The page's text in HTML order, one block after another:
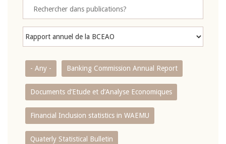
- Any - Banking Commission Annual Report
Documents d’Etude et d’Analyse Economiques
Financial Inclusion statistics in WAEMU
Quaterly Statistical Bulletin